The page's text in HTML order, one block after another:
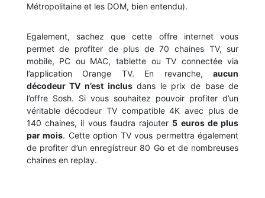
Métropolitaine et les DOM, bien entendu).
Egalement, sachez que cette offre internet vous
permet de profiter de plus de 70 chaines TV, sur
mobile, PC ou MAC, tablette ou TV connectée via
l’application Orange TV. En revanche,aucun
décodeur TV n’est inclusdans le prix de base de
l’offre Sosh. Si vous souhaitez pouvoir profiter d’un
véritable décodeur TV compatible 4K avec plus de
140 chaines, il vous faudra rajouter 5 euros de plus
par mois. Cette option TV vous permettra également
de profiter d’un enregistreur 80 Go et de nombreuses
chaines en replay.